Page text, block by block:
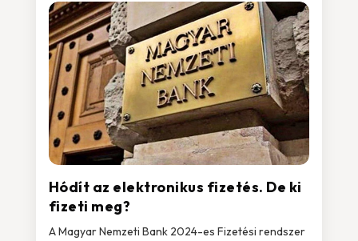
Hódít az elektronikus fizetés. De ki
fizeti meg?
A Magyar Nemzeti Bank 2024-es Fizetési rendszer